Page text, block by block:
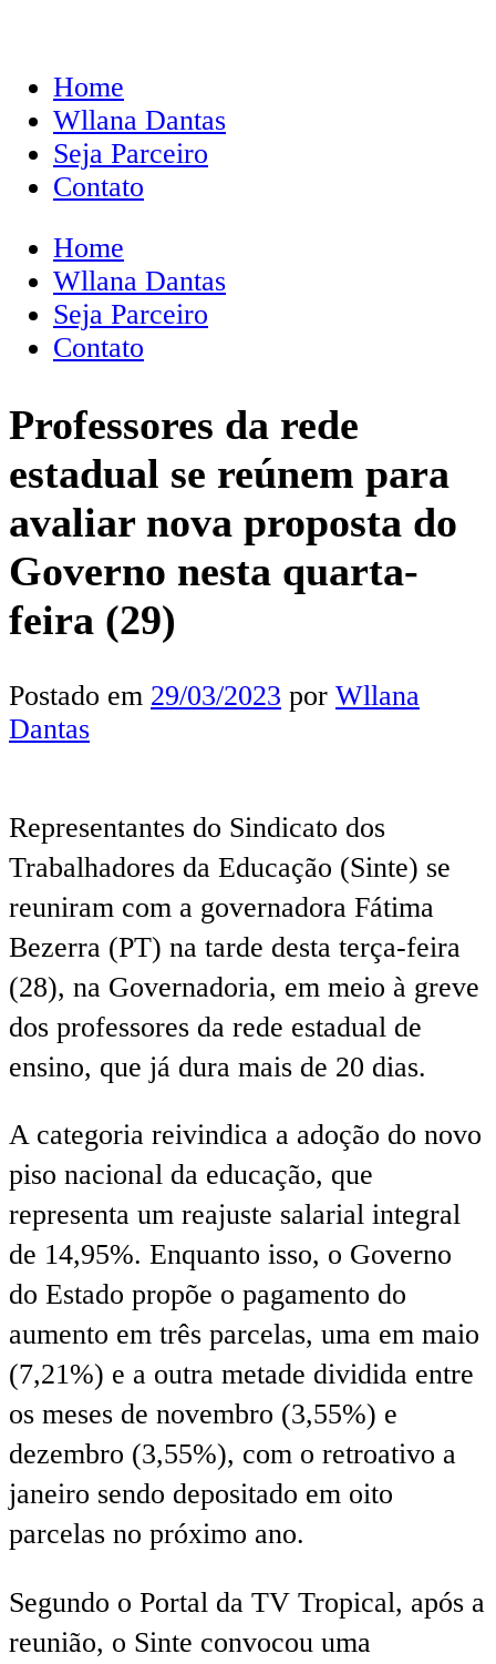
Home
Wllana Dantas
Seja Parceiro
Contato
Home
Wllana Dantas
Seja Parceiro
Contato
Professores da rede
estadual se reúnem para
avaliar nova proposta do
Governo nesta quarta-
feira (29)
Postado em 29/03/2023 por Wllana
Dantas
Representantes do Sindicato dos
Trabalhadores da Educação (Sinte) se
reuniram com a governadora Fátima
Bezerra (PT) na tarde desta terça-feira
(28), na Governadoria, em meio à greve
dos professores da rede estadual de
ensino, que já dura mais de 20 dias.
A categoria reivindica a adoção do novo
piso nacional da educação, que
representa um reajuste salarial integral
de 14,95%. Enquanto isso, o Governo
do Estado propõe o pagamento do
aumento em três parcelas, uma em maio
(7,21%) e a outra metade dividida entre
os meses de novembro (3,55%) e
dezembro (3,55%), com o retroativo a
janeiro sendo depositado em oito
parcelas no próximo ano.
Segundo o Portal da TV Tropical, após a
reunião, o Sinte convocou uma